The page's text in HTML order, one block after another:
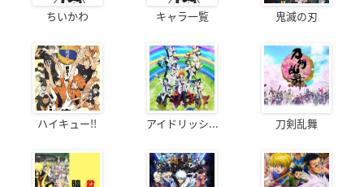
ちいかわ キャラ一覧 鬼滅の刃
ハイキュー!! アイドリッシ... 刀剣乱舞